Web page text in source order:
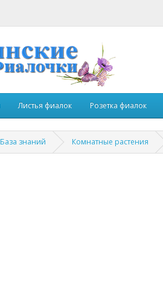
Листья фиалок Розетка фиалок
База знаний Комнатные растения